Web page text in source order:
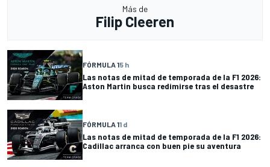
Más de
Filip Cleeren
FÓRMULA 15 h
Las notas de mitad de temporada de la F1 2026:
Aston Martin busca redimirse tras el desastre
FÓRMULA 11 d
Las notas de mitad de temporada de la F1 2026:
Cadillac arranca con buen pie su aventura